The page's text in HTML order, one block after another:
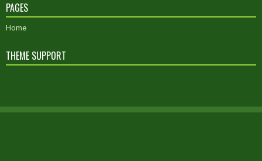
PAGES
Home
THEME SUPPORT